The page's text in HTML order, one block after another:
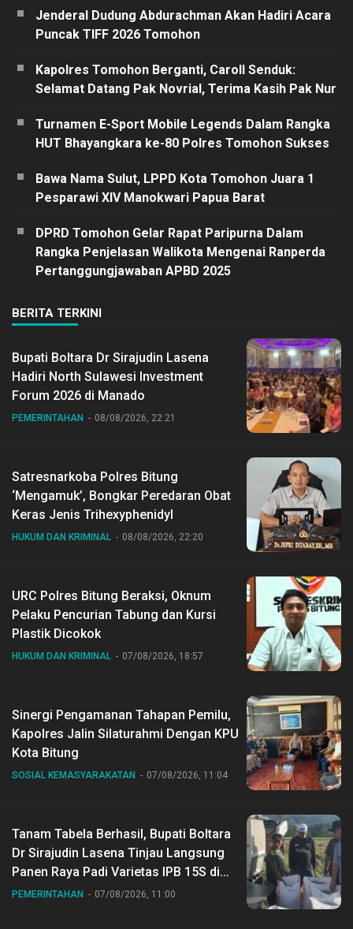
Jenderal Dudung Abdurachman Akan Hadiri Acara
Puncak TIFF 2026 Tomohon
Kapolres Tomohon Berganti, Caroll Senduk:
Selamat Datang Pak Novrial, Terima Kasih Pak Nur
Turnamen E-Sport Mobile Legends Dalam Rangka
HUT Bhayangkara ke-80 Polres Tomohon Sukses
Bawa Nama Sulut, LPPD Kota Tomohon Juara 1
Pesparawi XIV Manokwari Papua Barat
DPRD Tomohon Gelar Rapat Paripurna Dalam
Rangka Penjelasan Walikota Mengenai Ranperda
Pertanggungjawaban APBD 2025
BERITA TERKINI
Bupati Boltara Dr Sirajudin Lasena
Hadiri North Sulawesi Investment
Forum 2026 di Manado
PEMERINTAHAN 08/08/2026, 22:21
Satresnarkoba Polres Bitung
‘Mengamuk’, Bongkar Peredaran Obat
Keras Jenis Trihexyphenidyl
HUKUM DAN KRIMINAL 08/08/2026, 22:20
URC Polres Bitung Beraksi, Oknum
Pelaku Pencurian Tabung dan Kursi
Plastik Dicokok
HUKUM DAN KRIMINAL 07/08/2026, 18:57
Sinergi Pengamanan Tahapan Pemilu,
Kapolres Jalin Silaturahmi Dengan KPU
Kota Bitung
SOSIAL KEMASYARAKATAN 07/08/2026, 11:04
Tanam Tabela Berhasil, Bupati Boltara
Dr Sirajudin Lasena Tinjau Langsung
Panen Raya Padi Varietas IPB 15S di
Desa Gihang
PEMERINTAHAN 07/08/2026, 11:00